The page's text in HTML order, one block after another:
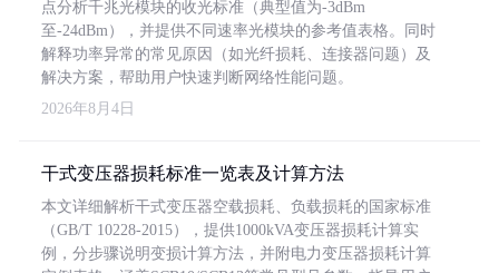
点分析千兆光模块的收光标准（典型值为-3dBm
至-24dBm），并提供不同速率光模块的参考值表格。同时
解释功率异常的常见原因（如光纤损耗、连接器问题）及
解决方案，帮助用户快速判断网络性能问题。
2026年8月4日
干式变压器损耗标准一览表及计算方法
本文详细解析干式变压器空载损耗、负载损耗的国家标准
（GB/T 10228-2015），提供1000kVA变压器损耗计算实
例，分步骤说明变损计算方法，并附电力变压器损耗计算